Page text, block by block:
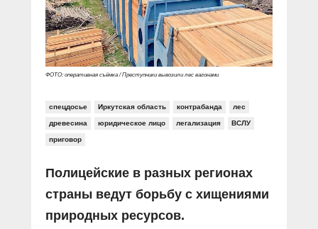
Социальные ролики
Документальные фильмы
Прямой разговор
В знании сила
Специальный репортаж
КиберПОСТОВОЙ
Газета «Щит и меч»
Журнал «Полиция России»
О ПОРТАЛЕ
Контакты
ФОТО: оперативная съёмка / Преступники вывозили лес вагонами
спецдосье Иркутская область контрабанда лес
древесина юридическое лицо легализация ВСЛУ
приговор
Полицейские в разных регионах
страны ведут борьбу с хищениями
природных ресурсов.